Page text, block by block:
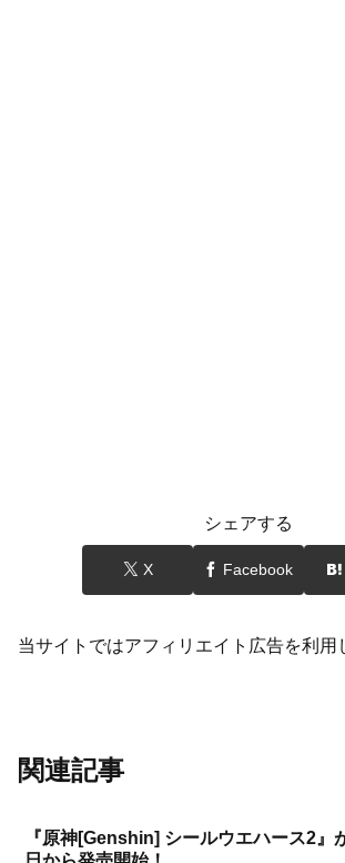
シェアする
X Facebook
当サイトではアフィリエイト広告を利用
関連記事
『原神[Genshin] シールウエハース2』